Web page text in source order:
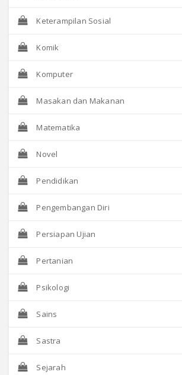
Keterampilan Sosial
Komik
Komputer
Masakan dan Makanan
Matematika
Novel
Pendidikan
Pengembangan Diri
Persiapan Ujian
Pertanian
Psikologi
Sains
Sastra
Sejarah